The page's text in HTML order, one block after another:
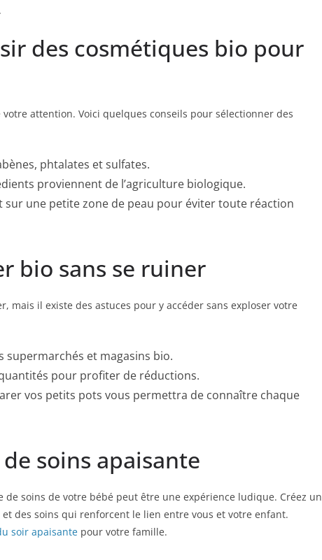
des cosmétiques bio pour
attention. Voici quelques conseils pour sélectionner des
phtalates et sulfates.
proviennent de l’agriculture biologique.
sur une petite zone de peau pour éviter toute réaction
bio sans se ruiner
mais il existe des astuces pour y accéder sans exploser votre
supermarchés et magasins bio.
pour profiter de réductions.
vos petits pots vous permettra de connaître chaque
soins apaisante
soins de votre bébé peut être une expérience ludique. Créez un
des soins qui renforcent le lien entre vous et votre enfant.
soir apaisante pour votre famille.